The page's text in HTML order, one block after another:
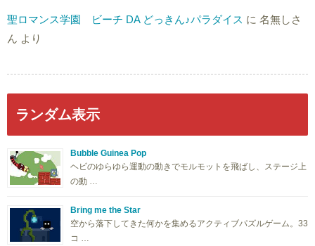
聖ロマンス学園 ビーチ DA どっきん♪パラダイス に 名無しさ
ん より
ランダム表示
Bubble Guinea Pop
ヘビのゆらゆら運動の動きでモルモットを飛ばし、ステージ上
の動 …
Bring me the Star
空から落下してきた何かを集めるアクティブパズルゲーム。33
コ …